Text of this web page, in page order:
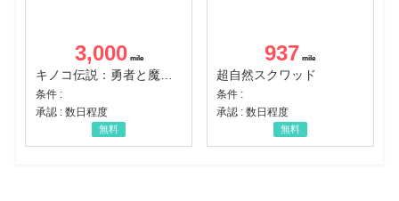
3,000
条件 :
承認 : 数日程度
無料
937
超自然スクワッド
条件 :
承認 : 数日程度
無料